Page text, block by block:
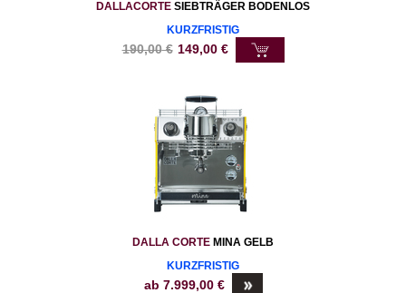
DALLACORTE SIEBTRÄGER BODENLOS
KURZFRISTIG
190,00€ 149,00€
DALLA CORTE MINA GELB
KURZFRISTIG
ab 7.999,00€